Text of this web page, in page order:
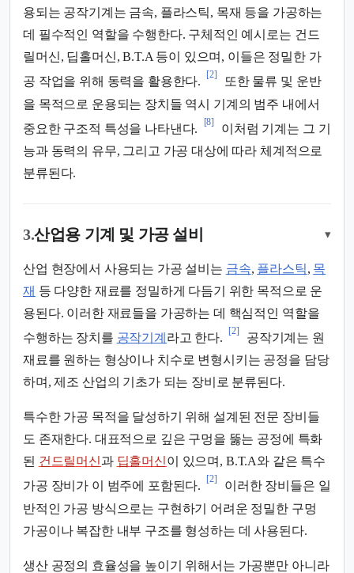
용되는 공작기계는 금속, 플라스틱, 목재 등을 가공하는
데 필수적인 역할을 수행한다. 구체적인 예시로는 건드
릴머신, 딥홀머신, B.T.A 등이 있으며, 이들은 정밀한 가
공 작업을 위해 동력을 활용한다.
[2]
또한 물류 및 운반
을 목적으로 운용되는 장치들 역시 기계의 범주 내에서
중요한 구조적 특성을 나타낸다.
[8]
이처럼 기계는 그 기
능과 동력의 유무, 그리고 가공 대상에 따라 체계적으로
분류된다.
3.산업용 기계 및 가공 설비 ▾
산업 현장에서 사용되는 가공 설비는 금속, 플라스틱, 목
재 등 다양한 재료를 정밀하게 다듬기 위한 목적으로 운
용된다. 이러한 재료들을 가공하는 데 핵심적인 역할을
수행하는 장치를 공작기계 라고 한다.
[2]
공작기계는 원
재료를 원하는 형상이나 치수로 변형시키는 공정을 담당
하며, 제조 산업의 기초가 되는 장비로 분류된다.
특수한 가공 목적을 달성하기 위해 설계된 전문 장비들
도 존재한다. 대표적으로 깊은 구멍을 뚫는 공정에 특화
된 건드릴머신과 딥홀머신이 있으며, B.T.A와 같은 특수
가공 장비가 이 범주에 포함된다.
[2]
이러한 장비들은 일
반적인 가공 방식으로는 구현하기 어려운 정밀한 구멍
가공이나 복잡한 내부 구조를 형성하는 데 사용된다.
생산 공정의 효율성을 높이기 위해서는 가공뿐만 아니라